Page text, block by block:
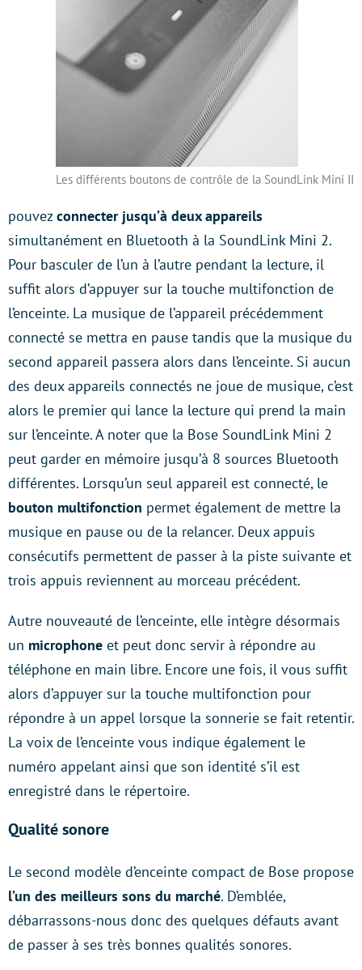
Les différents boutons de contrôle de la SoundLink Mini II
pouvezconnecter jusqu’à deux appareils
simultanément en Bluetooth à la SoundLink Mini 2.
Pour basculer de l’un à l’autre pendant la lecture, il
suffit alors d’appuyer sur la touche multifonction de
l’enceinte. La musique de l’appareil précédemment
connecté se mettra en pause tandis que la musique du
second appareil passera alors dans l’enceinte. Si aucun
des deux appareils connectés ne joue de musique, c’est
alors le premier qui lance la lecture qui prend la main
sur l’enceinte. A noter que la Bose SoundLink Mini 2
peut garder en mémoire jusqu’à 8 sources Bluetooth
différentes. Lorsqu’un seul appareil est connecté, le
bouton multifonction permet également de mettre la
musique en pause ou de la relancer. Deux appuis
consécutifs permettent de passer à la piste suivante et
trois appuis reviennent au morceau précédent.
Autre nouveauté de l’enceinte, elle intègre désormais
un microphone et peut donc servir à répondre au
téléphone en main libre. Encore une fois, il vous suffit
alors d’appuyer sur la touche multifonction pour
répondre à un appel lorsque la sonnerie se fait retentir.
La voix de l’enceinte vous indique également le
numéro appelant ainsi que son identité s’il est
enregistré dans le répertoire.
Qualité sonore
Le second modèle d’enceinte compact de Bose propose
l’un des meilleurs sons du marché. D’emblée,
débarrassons-nous donc des quelques défauts avant
de passer à ses très bonnes qualités sonores.